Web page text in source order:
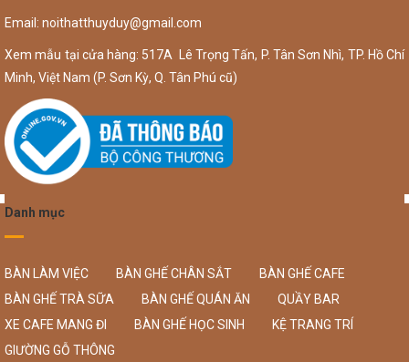
Email: noithatthuyduy@gmail.com
Xem mẫu tại cửa hàng: 517A Lê Trọng Tấn, P. Tân Sơn Nhì, TP. Hồ Chí
Minh, Việt Nam (P. Sơn Kỳ, Q. Tân Phú cũ)
Danh mục
BÀN LÀM VIỆC BÀN GHẾ CHÂN SẮT
BÀN GHẾ CAFE
BÀN GHẾ TRÀ SỮA
BÀN GHẾ QUÁN ĂN
QUẦY BAR
XE CAFE MANG ĐI
BÀN GHẾ HỌC SINH
KỆ TRANG TRÍ
GIƯỜNG GỖ THÔNG